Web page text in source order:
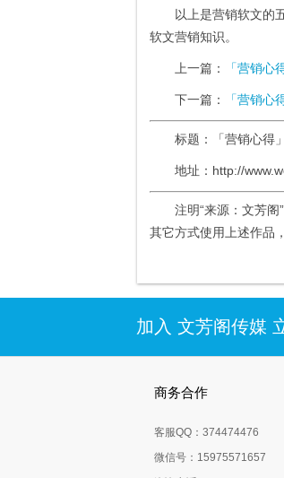
以上是营销软文的
软文营销知识。
上一篇： 「营销心
下一篇： 「营销
标题：「营销心得
地址：http://
注明“来源：文芳
其它方式使用上述作品
加入 文芳阁传媒
商务合作
客服QQ：374474476
微信号：15975571657